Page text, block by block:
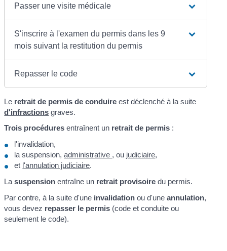
Passer une visite médicale
S'inscrire à l'examen du permis dans les 9
mois suivant la restitution du permis
Repasser le code
Le retrait de permis de conduire est déclenché à la suite
d'infractions graves.
Trois procédures entraînent un retrait de permis :
l'invalidation,
la suspension,administrative , ou judiciaire,
et l'annulation judiciaire.
Lasuspension entraîne un retrait provisoire du permis.
Par contre, à la suite d'une invalidation ou d'uneannulation,
vous devez repasser le permis (code et conduite ou
seulement le code).